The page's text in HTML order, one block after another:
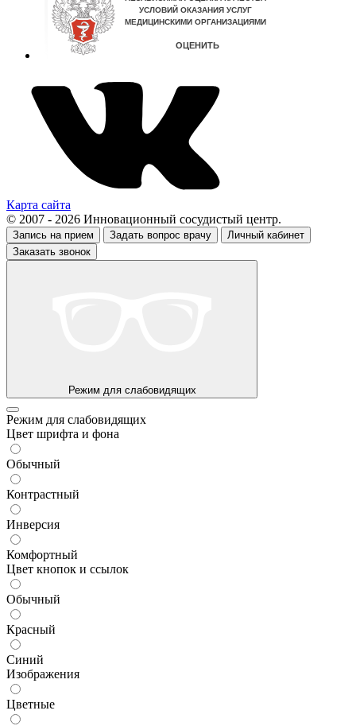
Карта сайта
© 2007 - 2026 Инновационный сосудистый центр.
Запись на прием Задать вопрос врачу
Личный кабинет
Заказать звонок
Режим для слабовидящих
Режим для слабовидящих
Цвет шрифта и фона
Обычный
Контрастный
Инверсия
Комфортный
Цвет кнопок и ссылок
Обычный
Красный
Синий
Изображения
Цветные